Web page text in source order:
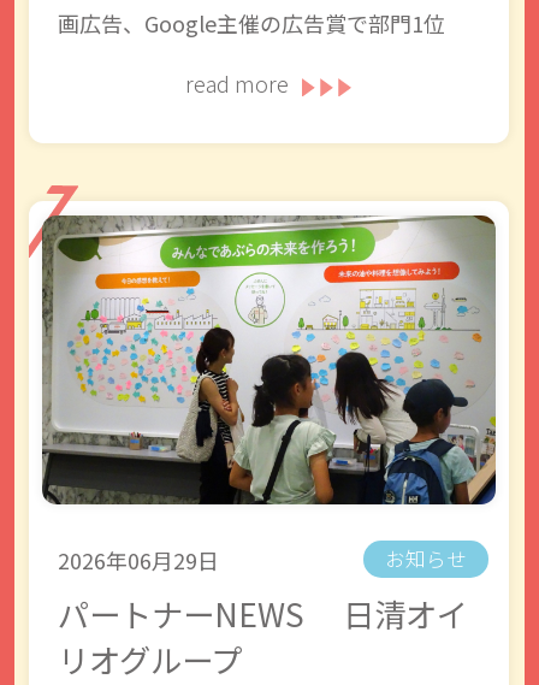
画広告、Google主催の広告賞で部門1位
read more
2026年06月29日 お知らせ
パートナーNEWS 日清オイ
リオグループ